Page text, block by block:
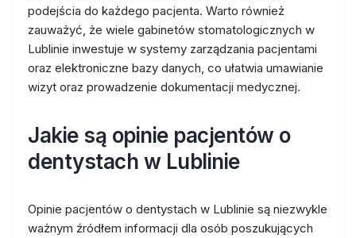
podejścia do każdego pacjenta. Warto również
zauważyć, że wiele gabinetów stomatologicznych w
Lublinie inwestuje w systemy zarządzania pacjentami
oraz elektroniczne bazy danych, co ułatwia umawianie
wizyt oraz prowadzenie dokumentacji medycznej.
Jakie są opinie pacjentów o
dentystach w Lublinie
Opinie pacjentów o dentystach w Lublinie są niezwykle
ważnym źródłem informacji dla osób poszukujących